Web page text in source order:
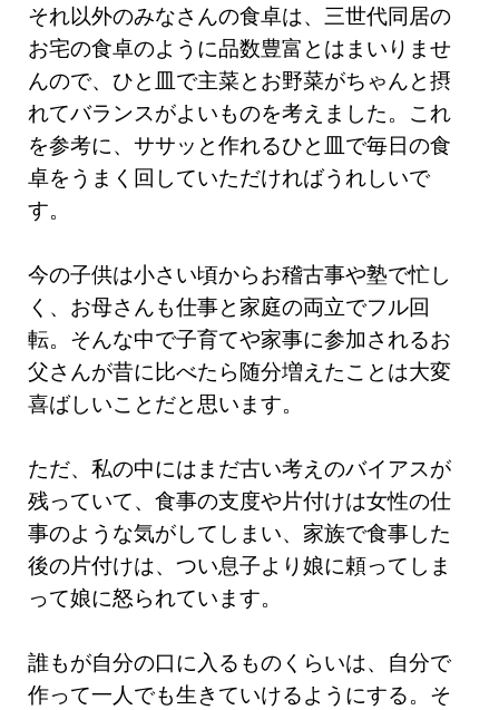
それ以外のみなさんの食卓は、三世代同居の
お宅の食卓のように品数豊富とはまいりませ
んので、ひと皿で主菜とお野菜がちゃんと摂
れてバランスがよいものを考えました。これ
を参考に、ササッと作れるひと皿で毎日の食
卓をうまく回していただければうれしいで
す。
今の子供は小さい頃からお稽古事や塾で忙し
く、お母さんも仕事と家庭の両立でフル回
転。そんな中で子育てや家事に参加されるお
父さんが昔に比べたら随分増えたことは大変
喜ばしいことだと思います。
ただ、私の中にはまだ古い考えのバイアスが
残っていて、食事の支度や片付けは女性の仕
事のような気がしてしまい、家族で食事した
後の片付けは、つい息子より娘に頼ってしま
って娘に怒られています。
誰もが自分の口に入るものくらいは、自分で
作って一人でも生きていけるようにする。そ